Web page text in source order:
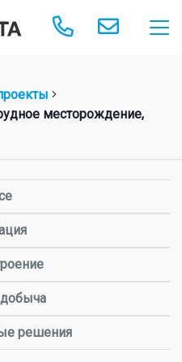
месторождение,
добыча
решения